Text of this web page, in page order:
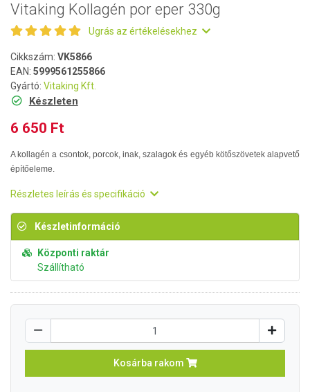
Vitaking Kollagén por eper 330g
Ugrás az értékelésekhez
Cikkszám: VK5866
EAN: 5999561255866
Gyártó: Vitaking Kft.
Készleten
6 650 Ft
A kollagén a csontok, porcok, inak, szalagok és egyéb kötőszövetek alapvető
építőeleme.
Részletes leírás és specifikáció
Készletinformáció
Központi raktár
Szállítható
Kosárba rakom